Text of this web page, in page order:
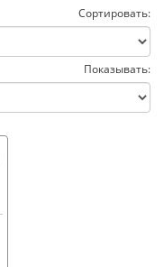
Сортировать:
Показывать: